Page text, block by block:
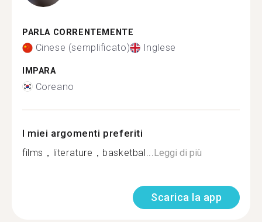
PARLA CORRENTEMENTE
Cinese (semplificato) Inglese
IMPARA
Coreano
I miei argomenti preferiti
films，literature，basketbal... Leggi di più
Scarica la app